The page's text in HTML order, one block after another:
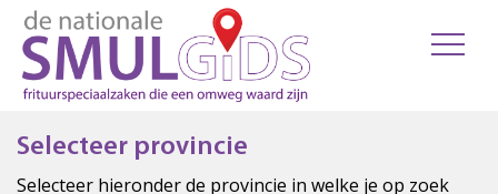
Selecteer provincie
Selecteer hieronder de provincie in welke je op zoek